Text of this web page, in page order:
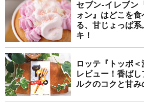
セブン-イレブン
ォン』はどこを
る、甘じょっぱ
キ！
ロッテ『トッポ
レビュー！香ば
ルクのコクと甘